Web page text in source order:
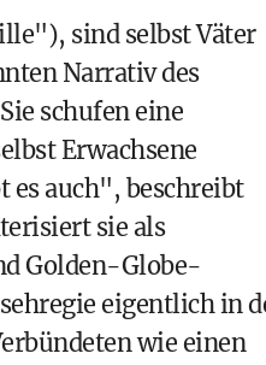
sind selbst Väter
Narrativ des
schufen eine
Erwachsene
es auch", beschreibt
sie als
Golden-Globe-
eigentlich in
wie einen